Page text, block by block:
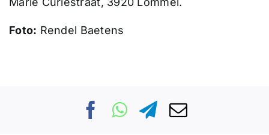
Foto: Rendel Baetens